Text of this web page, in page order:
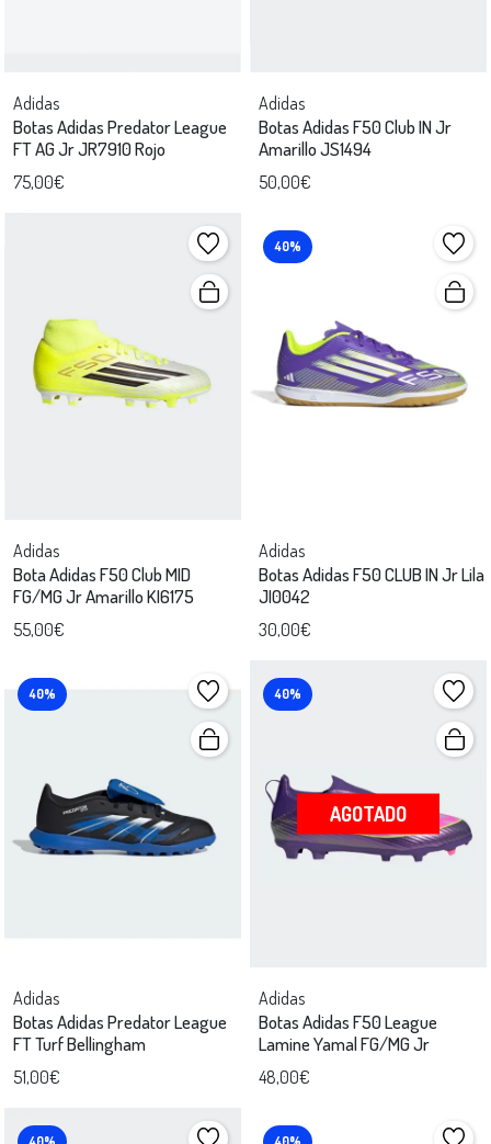
Adidas
Botas Adidas Predator League
FT AG Jr JR7910 Rojo
75,00€
Adidas
Botas Adidas F50 Club IN Jr
Amarillo JS1494
50,00€
Adidas
Bota Adidas F50 Club MID
FG/MG Jr Amarillo KI6175
55,00€
40%
Adidas
Botas Adidas F50 CLUB IN Jr Lila
JI0042
30,00€
40%
Adidas
Botas Adidas Predator League
FT Turf Bellingham
51,00€
40%
AGOTADO
Adidas
Botas Adidas F50 League
Lamine Yamal FG/MG Jr
48,00€